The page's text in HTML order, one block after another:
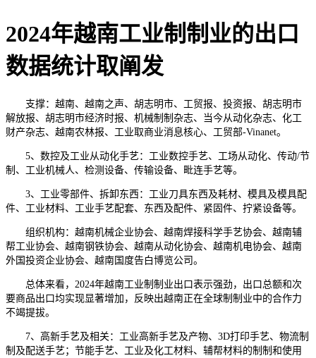
2024年越南工业制制业的出口
数据统计取阐发
支撑：越南、越南之声、胡志明市、工贸报、投资报、胡志明市
解放报、胡志明市经济时报、机械制制杂志、当今从动化杂志、化工
财产杂志、越南农林报、工业取商业消息核心、工贸部-Vinanet。
5、数控及工业从动化手艺：工业数控手艺、工场从动化、传动/节
制、工业机械人、检测设备、传输设备、毗连手艺等。
3、工业零部件、拆卸东西：工业刀具东西及耗材、模具及模具配
件、工业材料、工业手艺配套、东西及配件、紧固件、拧紧设备等。
组织机构：越南机械企业协会、越南焊接科学手艺协会、越南辅
帮工业协会、越南钢铁协会、越南从动化协会、越南机电协会、越南
外国投资企业协会、越南国度告白博览公司。
总体来看，2024年越南工业制制业出口表示强劲，出口总额和次
要商品出口均实现显著增加，反映出越南正在全球制制业中的合作力
不竭提拔。
7、高新手艺及相关：工业高新手艺及产物、3D打印手艺、物流制
制及配送手艺；节能手艺、工业及化工材料、辅帮材料的制制和使用